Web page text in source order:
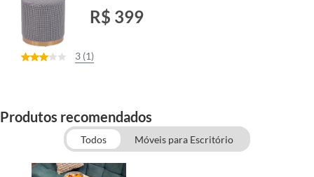
R$ 399
3 (1)
Produtos recomendados
Todos Móveis para Escritório